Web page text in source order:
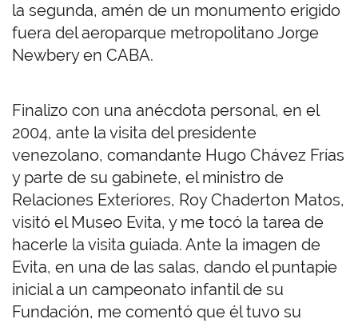
la segunda, amén de un monumento erigido
fuera del aeroparque metropolitano Jorge
Newbery en CABA.
Finalizo con una anécdota personal, en el
2004, ante la visita del presidente
venezolano, comandante Hugo Chávez Frías
y parte de su gabinete, el ministro de
Relaciones Exteriores, Roy Chaderton Matos,
visitó el Museo Evita, y me tocó la tarea de
hacerle la visita guiada. Ante la imagen de
Evita, en una de las salas, dando el puntapie
inicial a un campeonato infantil de su
Fundación, me comentó que él tuvo su